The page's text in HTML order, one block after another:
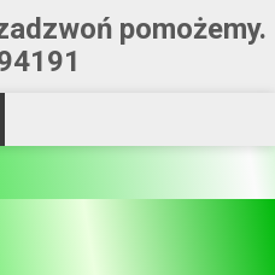
pomożemy.